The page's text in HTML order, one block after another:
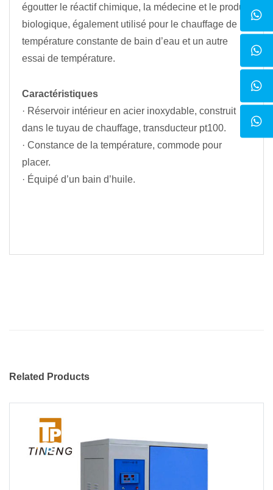
égoutter le réactif chimique, la médecine et le produit
biologique, également utilisé pour le chauffage de
température constante de bain d’eau et un autre
essai de température.
Caractéristiques
· Réservoir intérieur en acier inoxydable, construit
dans le tuyau de chauffage, transducteur pt100.
· Constance de la température, commode pour
placer.
· Équipé d’un bain d’huile.
Related Products